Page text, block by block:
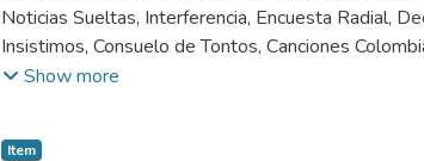
Noticias Sueltas, Interferencia, Encuesta Radial,
Insistimos, Consuelo de Tontos, Canciones
Alicia Borda de Z., Concurso, Tijera, Inutilidad,
Show more
Item